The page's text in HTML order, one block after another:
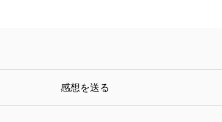
感想を送る